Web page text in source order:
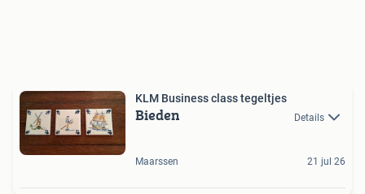
KLM Business class tegeltjes
Bieden Details
Maarssen 21 jul 26